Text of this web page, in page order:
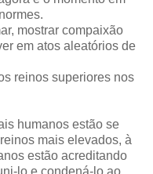
mostrar compaixão
em atos aleatórios de
reinos superiores nos
humanos estão se
mais elevados, à
estão acreditando
lo e condená-lo ao